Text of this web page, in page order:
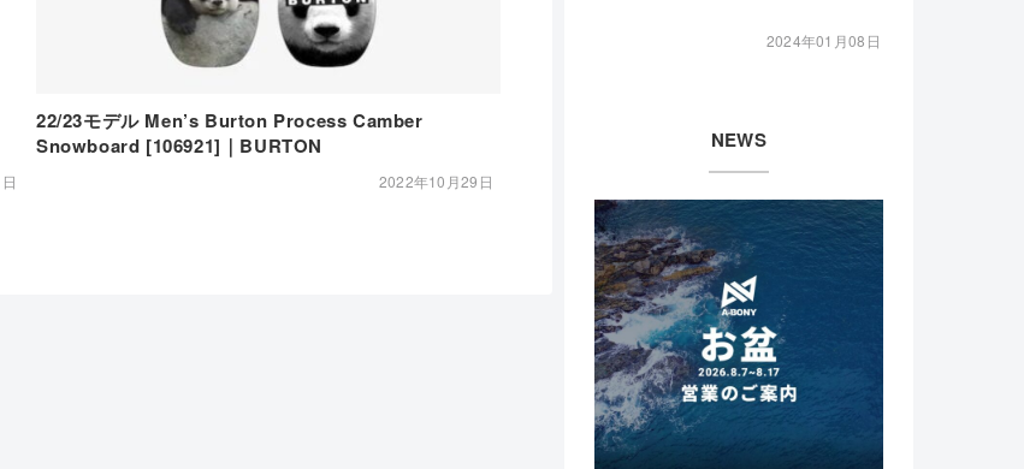
22/23モデル Men’s Burton Process Camber
Snowboard [106921]｜BURTON
2022年10月29日
2024年01月08日
NEWS